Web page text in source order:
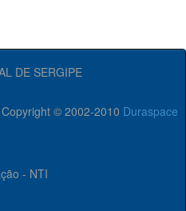
DE SERGIPE
Copyright © 2002-2010 Duraspace
- NTI